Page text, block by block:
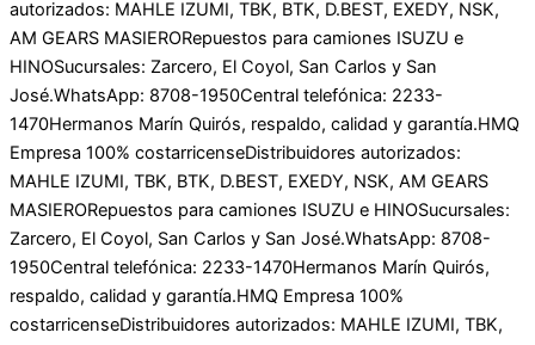
autorizados: MAHLE IZUMI, TBK, BTK, D.BEST, EXEDY, NSK,
AM GEARS MASIERORepuestos para camiones ISUZU e
HINOSucursales: Zarcero, El Coyol, San Carlos y San
José.WhatsApp: 8708-1950Central telefónica: 2233-
1470Hermanos Marín Quirós, respaldo, calidad y garantía.HMQ
Empresa 100% costarricenseDistribuidores autorizados:
MAHLE IZUMI, TBK, BTK, D.BEST, EXEDY, NSK, AM GEARS
MASIERORepuestos para camiones ISUZU e HINOSucursales:
Zarcero, El Coyol, San Carlos y San José.WhatsApp: 8708-
1950Central telefónica: 2233-1470Hermanos Marín Quirós,
respaldo, calidad y garantía.HMQ Empresa 100%
costarricenseDistribuidores autorizados: MAHLE IZUMI, TBK,